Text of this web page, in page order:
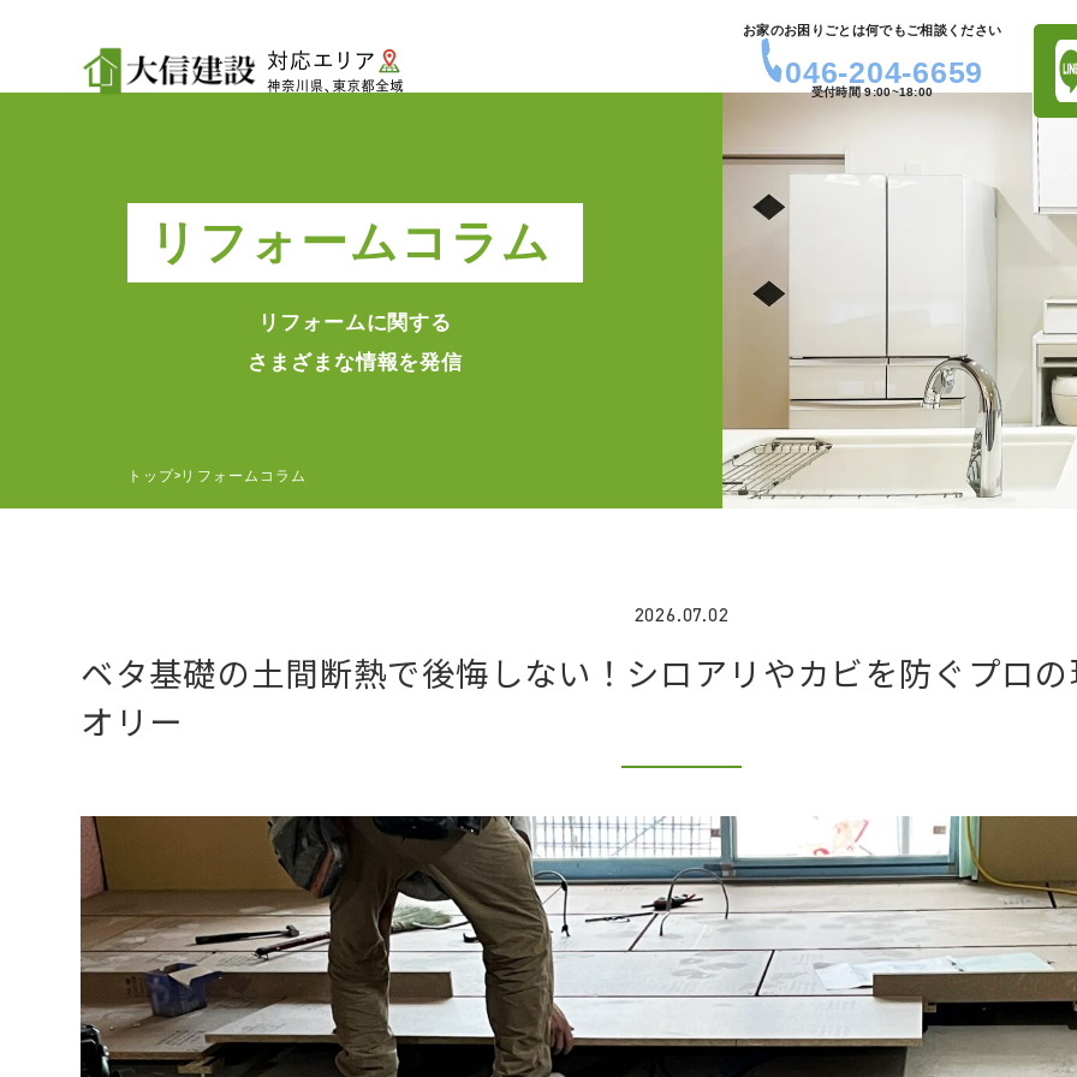
お家のお困りごとは何でもご相談ください
046-204-6659
受付時間 9:00~18:00
リフォームコラム
リフォームに関する
さまざまな情報を発信
トップ> リフォームコラム
2026.07.02
ベタ基礎の土間断熱で後悔しない！シロアリやカビを防ぐプロ
オリー